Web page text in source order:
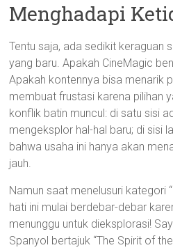
Menghadapi
Tentu saja, ada sedikit keraguan
yang baru. Apakah CineMagic
Apakah kontennya bisa menarik
membuat frustasi karena pilihan
konflik batin muncul: di satu sisi
mengeksplor hal-hal baru; di sisi
bahwa usaha ini hanya akan
jauh.
Namun saat menelusuri kategori
hati ini mulai berdebar-debar
menunggu untuk dieksplorasi!
Spanyol bertajuk “The Spirit of